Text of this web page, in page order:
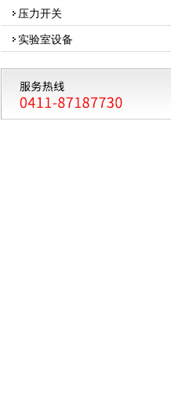
压力开关
实验室设备